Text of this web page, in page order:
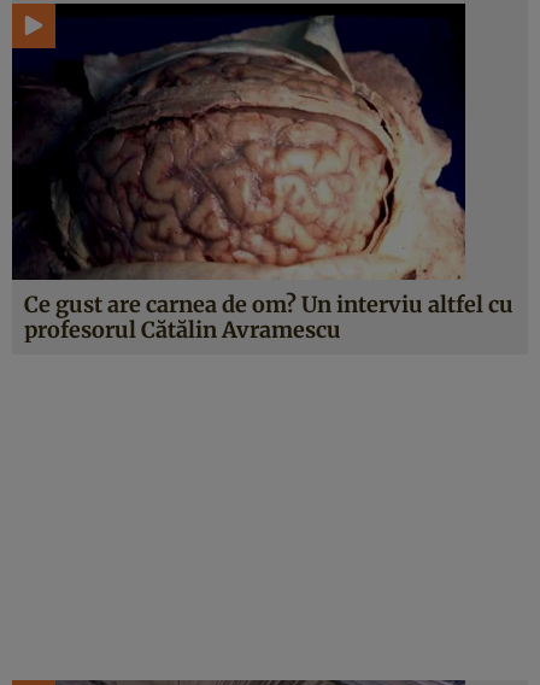
Ce gust are carnea de om? Un interviu altfel cu
profesorul Cătălin Avramescu